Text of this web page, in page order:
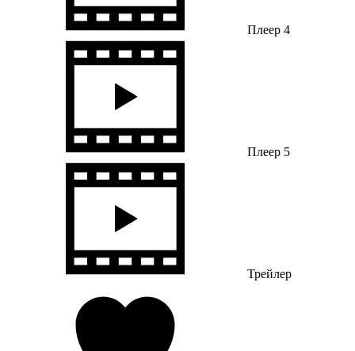
Плеер 4
Плеер 5
Трейлер